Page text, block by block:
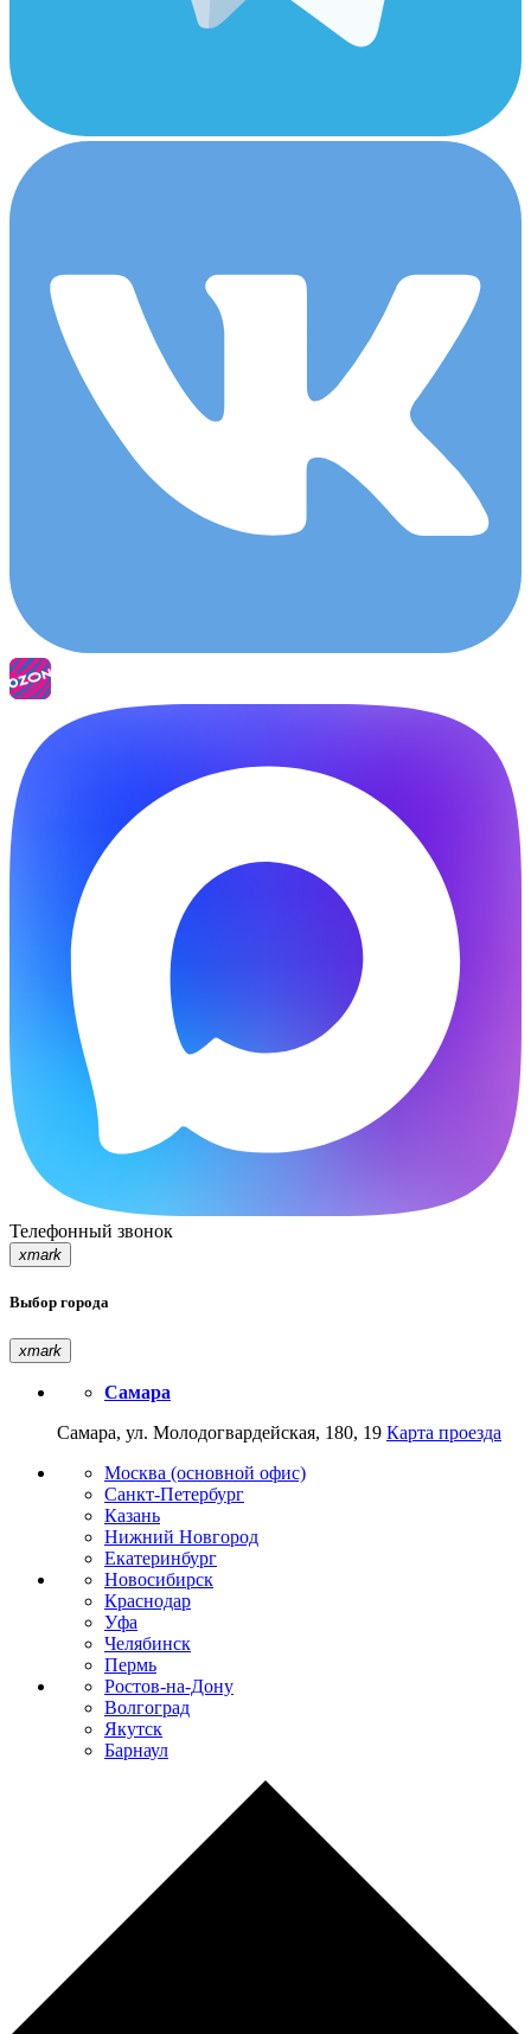
Телефонный звонок
xmark
Выбор города
xmark
Самара
Самара, ул. Молодогвардейская, 180, 19 Карта проезда
Москва (основной офис)
Санкт-Петербург
Казань
Нижний Новгород
Екатеринбург
Новосибирск
Краснодар
Уфа
Челябинск
Пермь
Ростов-на-Дону
Волгоград
Якутск
Барнаул